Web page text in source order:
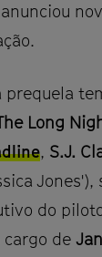
prequela
Long
, S.J.
do
cargo de